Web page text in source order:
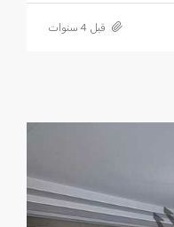
قبل 4 سنوات